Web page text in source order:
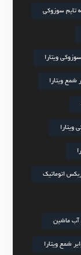
تایم سوزوکی
ویتارا
شمع ویتارا
ویتارا
اتوماتیک
آب ماشین
شمع ویتارا